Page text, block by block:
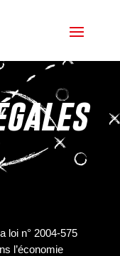
loi n° 2004-575
l’économie